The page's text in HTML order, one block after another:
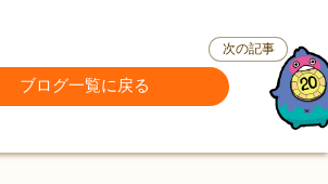
ブログ一覧に戻る
次の記事